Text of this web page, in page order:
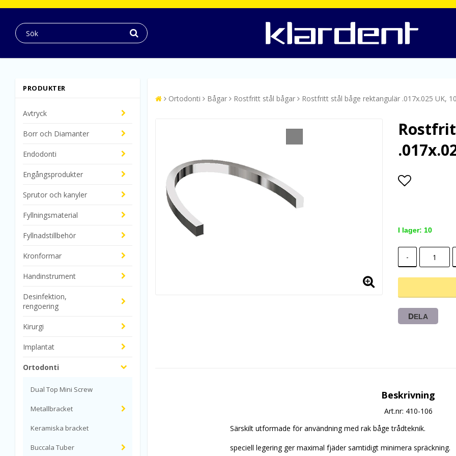
PRODUKTER
Avtryck
Borr och Diamanter
Endodonti
Engångsprodukter
Sprutor och kanyler
Fyllningsmaterial
Fyllnadstillbehör
Kronformar
Handinstrument
Desinfektion,
rengoering
Kirurgi
Implantat
Ortodonti
Dual Top Mini Screw
Metallbracket
Keramiska bracket
Buccala Tuber
Ortodonti Bågar Rostfritt stål bågar Rostfritt stål båge rektangulär .017x.025 UK,
I lager: 10
-
DELA
Beskrivning
Art.nr: 410-106
Särskilt utformade för användning med rak båge trådteknik.
speciell legering ger maximal fjäder samtidigt minimera spräckning.